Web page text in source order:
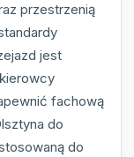
przestrzenią
jest
fachową
do
do